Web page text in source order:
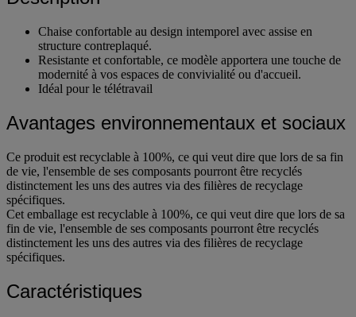
Chaise confortable au design intemporel avec assise en
structure contreplaqué.
Resistante et confortable, ce modèle apportera une touche de
modernité à vos espaces de convivialité ou d'accueil.
Idéal pour le télétravail
Avantages environnementaux et sociaux
Ce produit est recyclable à 100%, ce qui veut dire que lors de sa fin
de vie, l'ensemble de ses composants pourront être recyclés
distinctement les uns des autres via des filières de recyclage
spécifiques.
Cet emballage est recyclable à 100%, ce qui veut dire que lors de sa
fin de vie, l'ensemble de ses composants pourront être recyclés
distinctement les uns des autres via des filières de recyclage
spécifiques.
Caractéristiques